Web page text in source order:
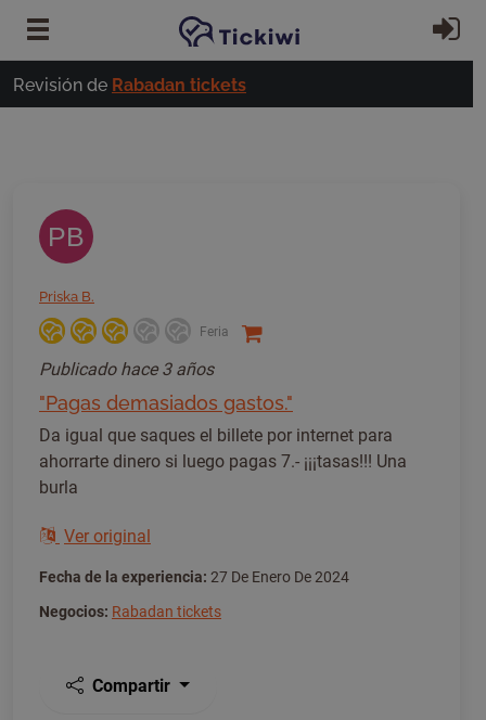
Revisión de Rabadan tickets
PB
Priska B.
Feria
Publicado hace 3 años
"Pagas demasiados gastos."
Da igual que saques el billete por internet para
ahorrarte dinero si luego pagas 7.- ¡¡¡tasas!!! Una
burla
Ver original
Fecha de la experiencia: 27 De Enero De 2024
Negocios: Rabadan tickets
Compartir